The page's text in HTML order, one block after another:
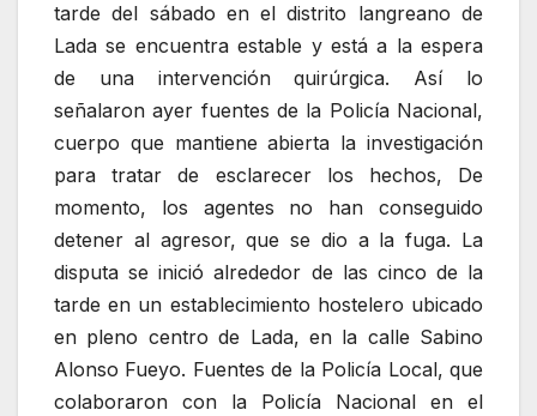
tarde del sábado en el distrito langreano de
Lada se encuentra estable y está a la espera
de una intervención quirúrgica. Así lo
señalaron ayer fuentes de la Policía Nacional,
cuerpo que mantiene abierta la investigación
para tratar de esclarecer los hechos, De
momento, los agentes no han conseguido
detener al agresor, que se dio a la fuga. La
disputa se inició alrededor de las cinco de la
tarde en un establecimiento hostelero ubicado
en pleno centro de Lada, en la calle Sabino
Alonso Fueyo. Fuentes de la Policía Local, que
colaboraron con la Policía Nacional en el